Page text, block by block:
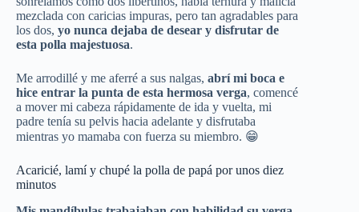
mezclada con caricias impuras, pero tan agradables para
los dos, yo nunca dejaba de desear y disfrutar de
esta polla majestuosa.
Me arrodillé y me aferré a sus nalgas, abrí mi boca e
hice entrar la punta de esta hermosa verga, comencé
a mover mi cabeza rápidamente de ida y vuelta, mi
padre tenía su pelvis hacia adelante y disfrutaba
mientras yo mamaba con fuerza su miembro. 😁
Acaricié, lamí y chupé la polla de papá por unos diez
minutos